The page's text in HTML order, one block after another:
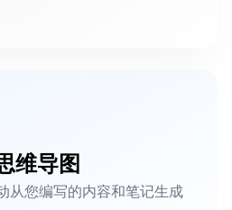
维导图
从您编写的内容和笔记生成